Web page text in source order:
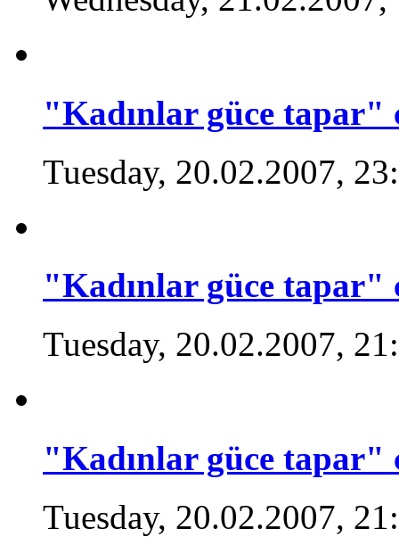
"Kadınlar güce tapar"
Tuesday, 20.02.2007,
"Kadınlar güce tapar"
Tuesday, 20.02.2007,
"Kadınlar güce tapar"
Tuesday, 20.02.2007,